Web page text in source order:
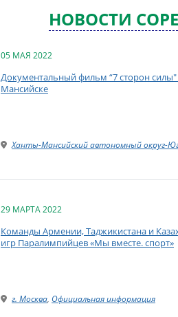
НОВОСТИ
05 МАЯ 2022
Документальный фильм “7 сторон
Мансийске
Ханты-Мансийский автономный округ-
29 МАРТА 2022
Команды Армении, Таджикистана и
игр Паралимпийцев «Мы вместе. спорт»
г. Москва, Официальная информация